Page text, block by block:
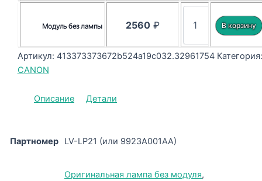
Модуль без лампы 2560₽
Артикул: 413373373672b524a19c032.32961754 Категория:
CANON
Описание Детали
Партномер LV-LP21 (или 9923A001AA)
Оригинальная лампа без модуля,